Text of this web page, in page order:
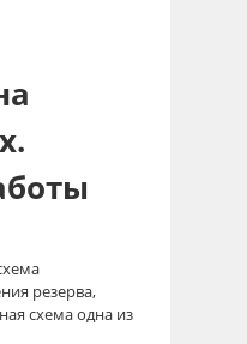
резерва,
схема одна из